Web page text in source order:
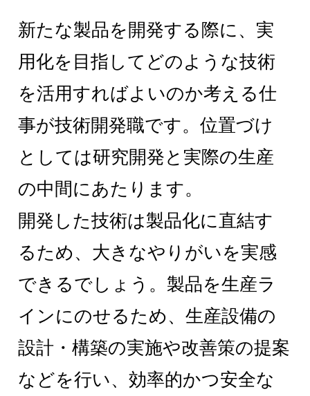
新たな製品を開発する際に、実
用化を目指してどのような技術
を活用すればよいのか考える仕
事が技術開発職です。位置づけ
としては研究開発と実際の生産
の中間にあたります。
開発した技術は製品化に直結す
るため、大きなやりがいを実感
できるでしょう。製品を生産ラ
インにのせるため、生産設備の
設計・構築の実施や改善策の提案
などを行い、効率的かつ安全な